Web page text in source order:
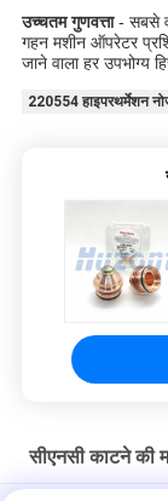
उच्चतम गुणवत्ता- सबसे
गहन मशीन ऑपरेटर
जाने वाला हर उपभोग्य
220554 हाइपरथर्मेशन
सीएनसी काटने की